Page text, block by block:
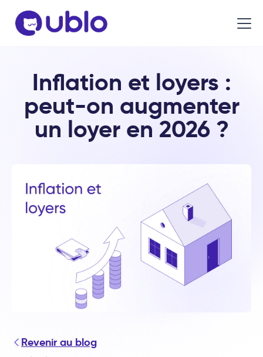
Inflation et loyers :
peut-on augmenter
un loyer en 2026 ?
Revenir au blog